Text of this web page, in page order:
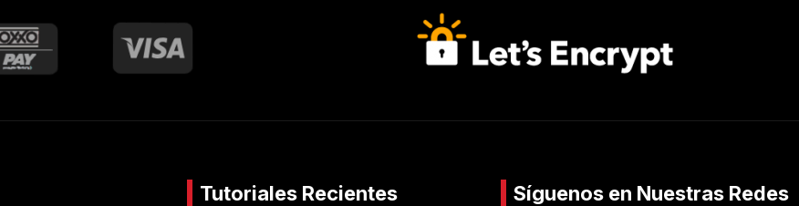
Tutoriales Recientes Síguenos en Nuestras Redes